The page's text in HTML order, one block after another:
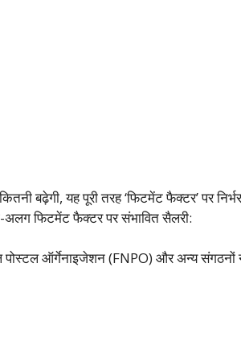
बढ़ेगी, यह पूरी तरह ‘फिटमेंट फैक्टर’ पर
फिटमेंट फैक्टर पर संभावित सैलरी:
ऑर्गेनाइजेशन (FNPO) और अन्य संगठनों ने